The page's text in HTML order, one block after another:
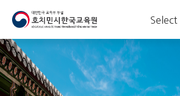
Select